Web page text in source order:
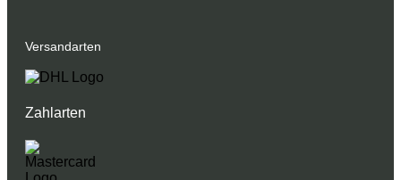
Versandarten
Zahlarten